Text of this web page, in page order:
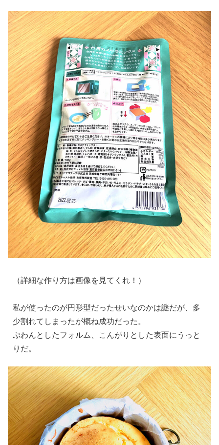
（詳細な作り方は画像を見てくれ！）
私が使ったのが円形型だったせいなのかは謎だが、多
少割れてしまったが概ね成功だった。
ぷわんとしたフォルム、こんがりとした表面にうっと
りだ。